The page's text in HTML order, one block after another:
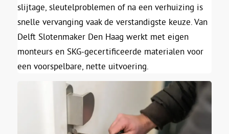
slijtage, sleutelproblemen of na een verhuizing is
snelle vervanging vaak de verstandigste keuze. Van
Delft Slotenmaker Den Haag werkt met eigen
monteurs en SKG-gecertificeerde materialen voor
een voorspelbare, nette uitvoering.